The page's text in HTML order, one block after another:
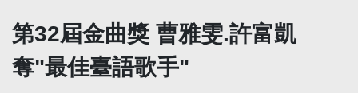
第32屆金曲獎 曹雅雯.許富凱
奪"最佳臺語歌手"